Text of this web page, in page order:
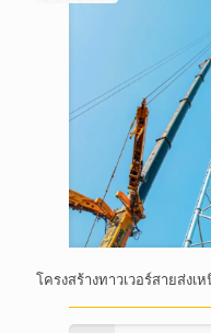
โครงสร้างทาวเวอร์สายส่ง